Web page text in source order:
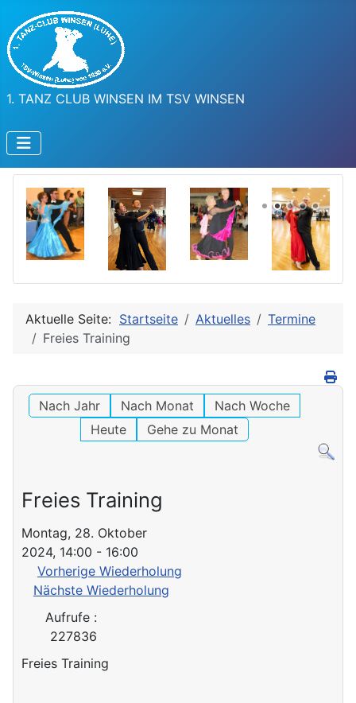
1. TANZ CLUB WINSEN IM TSV WINSEN
Aktuelle Seite: Startseite Aktuelles
Termine
Freies Training
Nach Jahr Nach Monat
Nach Woche
Heute
Gehe zu Monat
Freies Training
Montag, 28. Oktober
2024, 14:00 - 16:00
Vorherige Wiederholung
Nächste Wiederholung
Aufrufe:
227836
Freies Training